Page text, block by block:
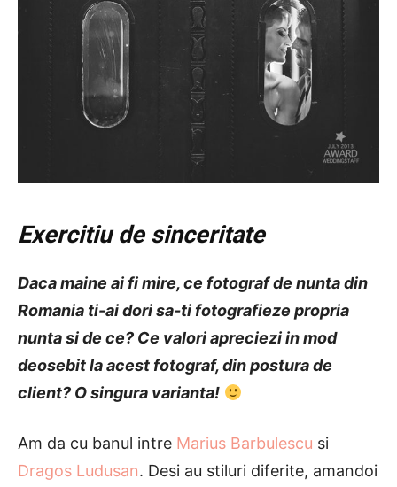
Exercitiu de sinceritate
Daca maine ai fi mire, ce fotograf de nunta din
Romania ti-ai dori sa-ti fotografieze propria
nunta si de ce? Ce valori apreciezi in mod
deosebit la acest fotograf, din postura de
client? O singura varianta!
Am da cu banul intre Marius Barbulescu si
Dragos Ludusan. Desi au stiluri diferite, amandoi